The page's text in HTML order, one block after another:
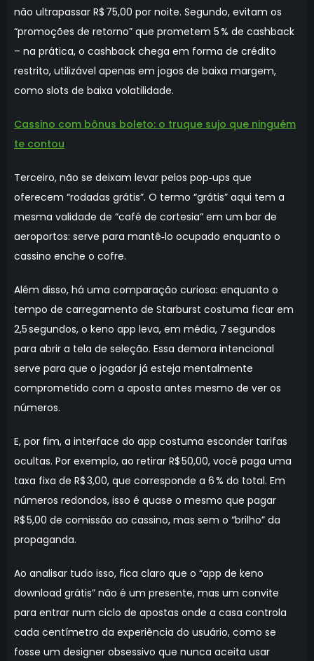
não ultrapassar R$ 75,00 por noite. Segundo, evitam os
“promoções de retorno” que prometem 5 % de cashback
– na prática, o cashback chega em forma de crédito
restrito, utilizável apenas em jogos de baixa margem,
como slots de baixa volatilidade.
Cassino com bônus boleto: o truque sujo que ninguém
te contou
Terceiro, não se deixam levar pelos pop‑ups que
oferecem “rodadas grátis”. O termo “grátis” aqui tem a
mesma validade de “café de cortesia” em um bar de
aeroportos: serve para mantê‑lo ocupado enquanto o
cassino enche o cofre.
Além disso, há uma comparação curiosa: enquanto o
tempo de carregamento de Starburst costuma ficar em
2,5 segundos, o keno app leva, em média, 7 segundos
para abrir a tela de seleção. Essa demora intencional
serve para que o jogador já esteja mentalmente
comprometido com a aposta antes mesmo de ver os
números.
E, por fim, a interface do app costuma esconder tarifas
ocultas. Por exemplo, ao retirar R$ 50,00, você paga uma
taxa fixa de R$ 3,00, que corresponde a 6 % do total. Em
números redondos, isso é quase o mesmo que pagar
R$ 5,00 de comissão ao cassino, mas sem o “brilho” da
propaganda.
Ao analisar tudo isso, fica claro que o “app de keno
download grátis” não é um presente, mas um convite
para entrar num ciclo de apostas onde a casa controla
cada centímetro da experiência do usuário, como se
fosse um designer obsessivo que nunca aceita usar